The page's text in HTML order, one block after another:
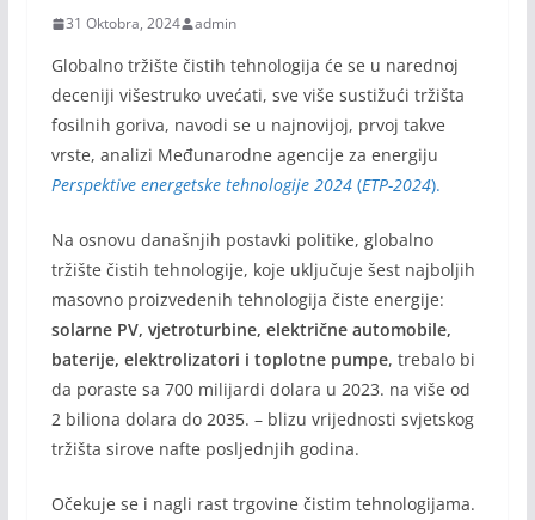
31 Oktobra, 2024 admin
Globalno tržište čistih tehnologija će se u narednoj
deceniji višestruko uvećati, sve više sustižući tržišta
fosilnih goriva, navodi se u najnovijoj, prvoj takve
vrste, analizi Međunarodne agencije za energiju
Perspektive energetske tehnologije 2024(ETP-2024).
Na osnovu današnjih postavki politike, globalno
tržište čistih tehnologije, koje uključuje šest najboljih
masovno proizvedenih tehnologija čiste energije:
solarne PV, vjetroturbine, električne automobile,
baterije, elektrolizatori i toplotne pumpe, trebalo bi
da poraste sa 700 milijardi dolara u 2023. na više od
2 biliona dolara do 2035. – blizu vrijednosti svjetskog
tržišta sirove nafte posljednjih godina.
Očekuje se i nagli rast trgovine čistim tehnologijama.